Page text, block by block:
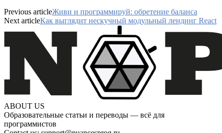
Previous articleЖиви и программируй: обретение баланса
Next articleКак выглядит нескучный модульный лендинг React
ABOUT US
Образовательные статьи и переводы — всё для
программистов